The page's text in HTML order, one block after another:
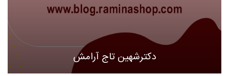
دکترشهین تاج آرامش